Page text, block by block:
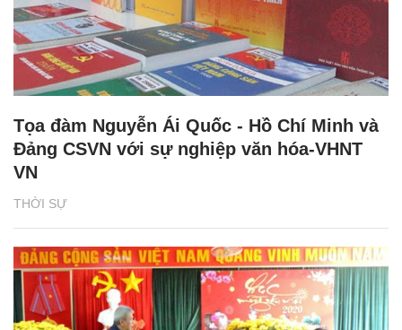
THỜI SỰ
Tọa đàm Nguyễn Ái Quốc - Hồ Chí Minh và
Đảng CSVN với sự nghiệp văn hóa-VHNT
VN